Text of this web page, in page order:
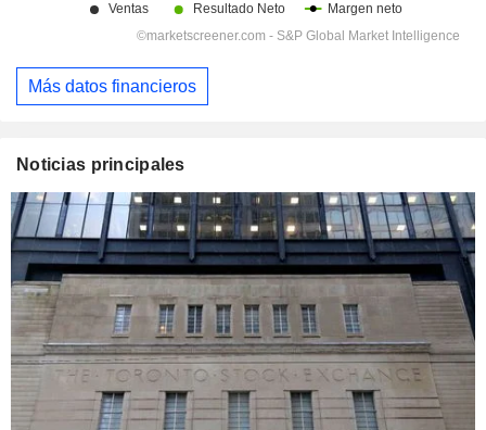
Más datos financieros
Noticias principales